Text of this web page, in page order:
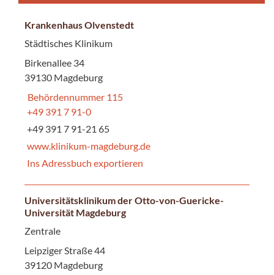
Krankenhaus Olvenstedt
Städtisches Klinikum
Birkenallee 34
39130 Magdeburg
Behördennummer 115
+49 391 7 91-0
+49 391 7 91-21 65
www.klinikum-magdeburg.de
Ins Adressbuch exportieren
Universitätsklinikum der Otto-von-Guericke-
Universität Magdeburg
Zentrale
Leipziger Straße 44
39120 Magdeburg